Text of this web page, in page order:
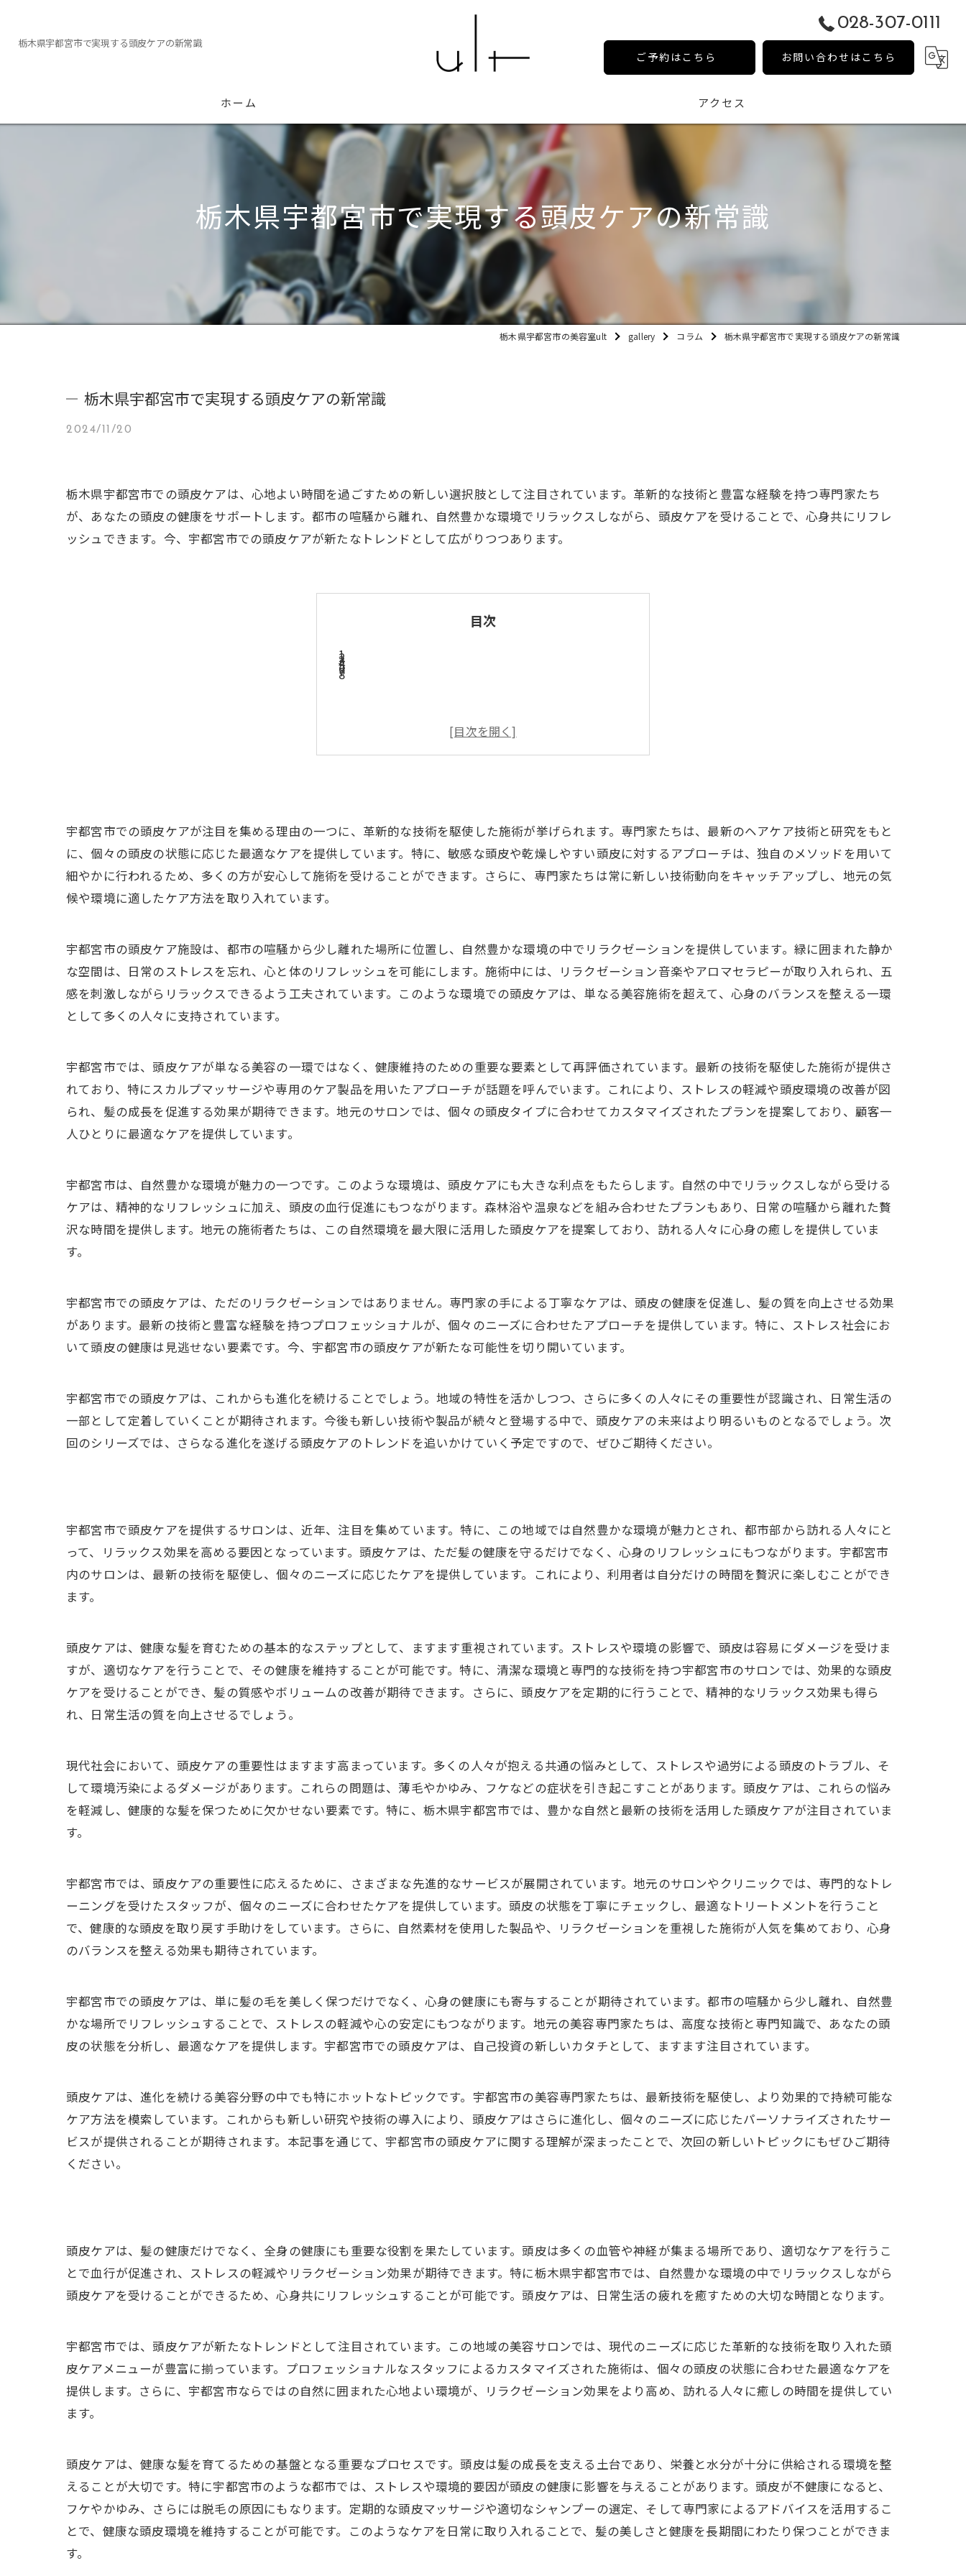
栃木県宇都宮市で実現する頭皮ケアの新常識
028-307-0111
ご予約はこちら お問い合わせはこちら
ホーム アクセス
栃木県宇都宮市で実現する頭皮ケアの新常識
栃木県宇都宮市の美容室ult gallery コラム 栃木県宇都宮市で実現する頭皮ケアの新常識
栃木県宇都宮市で実現する頭皮ケアの新常識
2024/11/20
栃木県宇都宮市での頭皮ケアは、心地よい時間を過ごすための新しい選択肢として注目されています。革新的な技術と豊富な経験を持つ専門家たち
が、あなたの頭皮の健康をサポートします。都市の喧騒から離れ、自然豊かな環境でリラックスしながら、頭皮ケアを受けることで、心身共にリフレ
ッシュできます。今、宇都宮市での頭皮ケアが新たなトレンドとして広がりつつあります。
目次
宇都宮市での頭皮ケアが注目を集める理由の一つに、革新的な技術を駆使した施術が挙げられます。専門家たちは、最新のヘアケア技術と研究をもと
に、個々の頭皮の状態に応じた最適なケアを提供しています。特に、敏感な頭皮や乾燥しやすい頭皮に対するアプローチは、独自のメソッドを用いて
細やかに行われるため、多くの方が安心して施術を受けることができます。さらに、専門家たちは常に新しい技術動向をキャッチアップし、地元の気
候や環境に適したケア方法を取り入れています。
宇都宮市の頭皮ケア施設は、都市の喧騒から少し離れた場所に位置し、自然豊かな環境の中でリラクゼーションを提供しています。緑に囲まれた静か
な空間は、日常のストレスを忘れ、心と体のリフレッシュを可能にします。施術中には、リラクゼーション音楽やアロマセラピーが取り入れられ、五
感を刺激しながらリラックスできるよう工夫されています。このような環境での頭皮ケアは、単なる美容施術を超えて、心身のバランスを整える一環
として多くの人々に支持されています。
宇都宮市では、頭皮ケアが単なる美容の一環ではなく、健康維持のための重要な要素として再評価されています。最新の技術を駆使した施術が提供さ
れており、特にスカルプマッサージや専用のケア製品を用いたアプローチが話題を呼んでいます。これにより、ストレスの軽減や頭皮環境の改善が図
られ、髪の成長を促進する効果が期待できます。地元のサロンでは、個々の頭皮タイプに合わせてカスタマイズされたプランを提案しており、顧客一
人ひとりに最適なケアを提供しています。
宇都宮市は、自然豊かな環境が魅力の一つです。このような環境は、頭皮ケアにも大きな利点をもたらします。自然の中でリラックスしながら受ける
ケアは、精神的なリフレッシュに加え、頭皮の血行促進にもつながります。森林浴や温泉などを組み合わせたプランもあり、日常の喧騒から離れた贅
沢な時間を提供します。地元の施術者たちは、この自然環境を最大限に活用した頭皮ケアを提案しており、訪れる人々に心身の癒しを提供していま
す。
宇都宮市での頭皮ケアは、ただのリラクゼーションではありません。専門家の手による丁寧なケアは、頭皮の健康を促進し、髪の質を向上させる効果
があります。最新の技術と豊富な経験を持つプロフェッショナルが、個々のニーズに合わせたアプローチを提供しています。特に、ストレス社会にお
いて頭皮の健康は見逃せない要素です。今、宇都宮市の頭皮ケアが新たな可能性を切り開いています。
宇都宮市での頭皮ケアは、これからも進化を続けることでしょう。地域の特性を活かしつつ、さらに多くの人々にその重要性が認識され、日常生活の
一部として定着していくことが期待されます。今後も新しい技術や製品が続々と登場する中で、頭皮ケアの未来はより明るいものとなるでしょう。次
回のシリーズでは、さらなる進化を遂げる頭皮ケアのトレンドを追いかけていく予定ですので、ぜひご期待ください。
宇都宮市で頭皮ケアを提供するサロンは、近年、注目を集めています。特に、この地域では自然豊かな環境が魅力とされ、都市部から訪れる人々にと
って、リラックス効果を高める要因となっています。頭皮ケアは、ただ髪の健康を守るだけでなく、心身のリフレッシュにもつながります。宇都宮市
内のサロンは、最新の技術を駆使し、個々のニーズに応じたケアを提供しています。これにより、利用者は自分だけの時間を贅沢に楽しむことができ
ます。
頭皮ケアは、健康な髪を育むための基本的なステップとして、ますます重視されています。ストレスや環境の影響で、頭皮は容易にダメージを受けま
すが、適切なケアを行うことで、その健康を維持することが可能です。特に、清潔な環境と専門的な技術を持つ宇都宮市のサロンでは、効果的な頭皮
ケアを受けることができ、髪の質感やボリュームの改善が期待できます。さらに、頭皮ケアを定期的に行うことで、精神的なリラックス効果も得ら
れ、日常生活の質を向上させるでしょう。
現代社会において、頭皮ケアの重要性はますます高まっています。多くの人々が抱える共通の悩みとして、ストレスや過労による頭皮のトラブル、そ
して環境汚染によるダメージがあります。これらの問題は、薄毛やかゆみ、フケなどの症状を引き起こすことがあります。頭皮ケアは、これらの悩み
を軽減し、健康的な髪を保つために欠かせない要素です。特に、栃木県宇都宮市では、豊かな自然と最新の技術を活用した頭皮ケアが注目されていま
す。
宇都宮市では、頭皮ケアの重要性に応えるために、さまざまな先進的なサービスが展開されています。地元のサロンやクリニックでは、専門的なトレ
ーニングを受けたスタッフが、個々のニーズに合わせたケアを提供しています。頭皮の状態を丁寧にチェックし、最適なトリートメントを行うこと
で、健康的な頭皮を取り戻す手助けをしています。さらに、自然素材を使用した製品や、リラクゼーションを重視した施術が人気を集めており、心身
のバランスを整える効果も期待されています。
宇都宮市での頭皮ケアは、単に髪の毛を美しく保つだけでなく、心身の健康にも寄与することが期待されています。都市の喧騒から少し離れ、自然豊
かな場所でリフレッシュすることで、ストレスの軽減や心の安定にもつながります。地元の美容専門家たちは、高度な技術と専門知識で、あなたの頭
皮の状態を分析し、最適なケアを提供します。宇都宮市での頭皮ケアは、自己投資の新しいカタチとして、ますます注目されています。
頭皮ケアは、進化を続ける美容分野の中でも特にホットなトピックです。宇都宮市の美容専門家たちは、最新技術を駆使し、より効果的で持続可能な
ケア方法を模索しています。これからも新しい研究や技術の導入により、頭皮ケアはさらに進化し、個々のニーズに応じたパーソナライズされたサー
ビスが提供されることが期待されます。本記事を通じて、宇都宮市の頭皮ケアに関する理解が深まったことで、次回の新しいトピックにもぜひご期待
ください。
頭皮ケアは、髪の健康だけでなく、全身の健康にも重要な役割を果たしています。頭皮は多くの血管や神経が集まる場所であり、適切なケアを行うこ
とで血行が促進され、ストレスの軽減やリラクゼーション効果が期待できます。特に栃木県宇都宮市では、自然豊かな環境の中でリラックスしながら
頭皮ケアを受けることができるため、心身共にリフレッシュすることが可能です。頭皮ケアは、日常生活の疲れを癒すための大切な時間となります。
宇都宮市では、頭皮ケアが新たなトレンドとして注目されています。この地域の美容サロンでは、現代のニーズに応じた革新的な技術を取り入れた頭
皮ケアメニューが豊富に揃っています。プロフェッショナルなスタッフによるカスタマイズされた施術は、個々の頭皮の状態に合わせた最適なケアを
提供します。さらに、宇都宮市ならではの自然に囲まれた心地よい環境が、リラクゼーション効果をより高め、訪れる人々に癒しの時間を提供してい
ます。
頭皮ケアは、健康な髪を育てるための基盤となる重要なプロセスです。頭皮は髪の成長を支える土台であり、栄養と水分が十分に供給される環境を整
えることが大切です。特に宇都宮市のような都市では、ストレスや環境的要因が頭皮の健康に影響を与えることがあります。頭皮が不健康になると、
フケやかゆみ、さらには脱毛の原因にもなります。定期的な頭皮マッサージや適切なシャンプーの選定、そして専門家によるアドバイスを活用するこ
とで、健康な頭皮環境を維持することが可能です。このようなケアを日常に取り入れることで、髪の美しさと健康を長期間にわたり保つことができま
す。